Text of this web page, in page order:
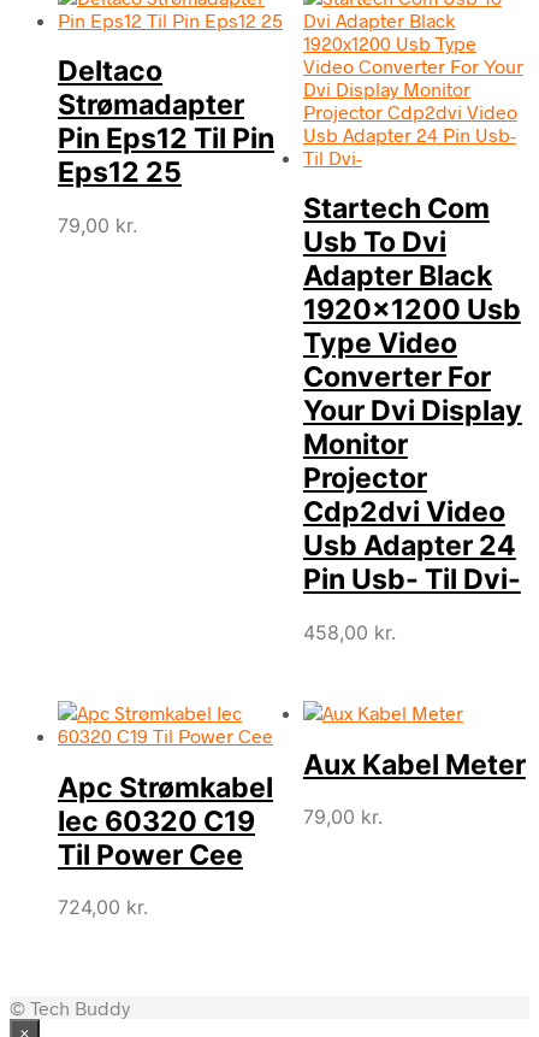
Deltaco
Strømadapter
Pin Eps12 Til Pin
Eps12 25
79,00 kr.
Startech Com
Usb To Dvi
Adapter Black
1920×1200 Usb
Type Video
Converter For
Your Dvi Display
Monitor
Projector
Cdp2dvi Video
Usb Adapter 24
Pin Usb- Til Dvi-
458,00 kr.
Apc Strømkabel
Iec 60320 C19
Til Power Cee
724,00 kr.
Aux Kabel Meter
79,00 kr.
© Tech Buddy
×